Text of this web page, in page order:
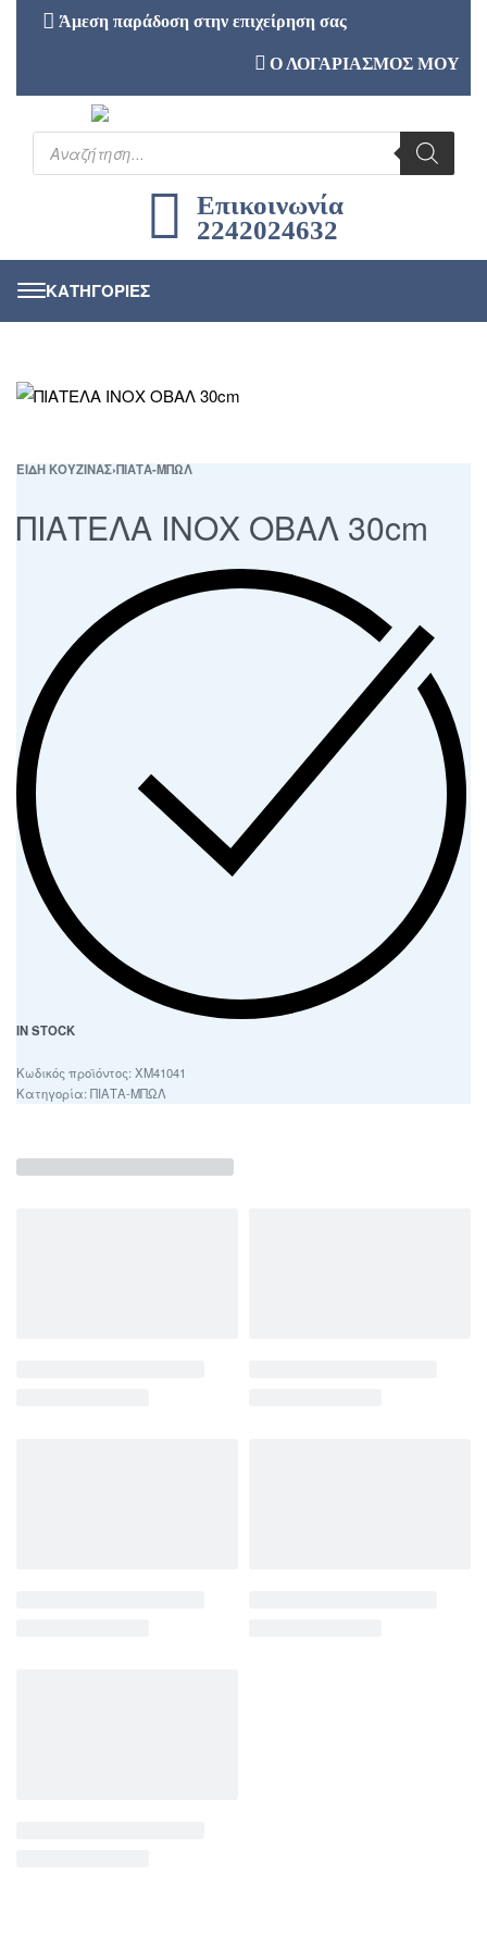
Άμεση παράδοση στην επιχείρηση σας
Ο ΛΟΓΑΡΙΑΣΜΟΣ ΜΟΥ
Επικοινωνία
2242024632
ΕΙΔΗ ΚΟΥΖΙΝΑΣ›ΠΙΑΤΑ-ΜΠΩΛ
ΠΙΑΤΕΛΑ ΙΝΟΧ ΟΒΑΛ 30cm
IN STOCK
ΧΜ41041
Κατηγορία: ΠΙΑΤΑ-ΜΠΩΛ